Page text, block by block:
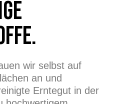
wir selbst auf
an und
Erntegut in der